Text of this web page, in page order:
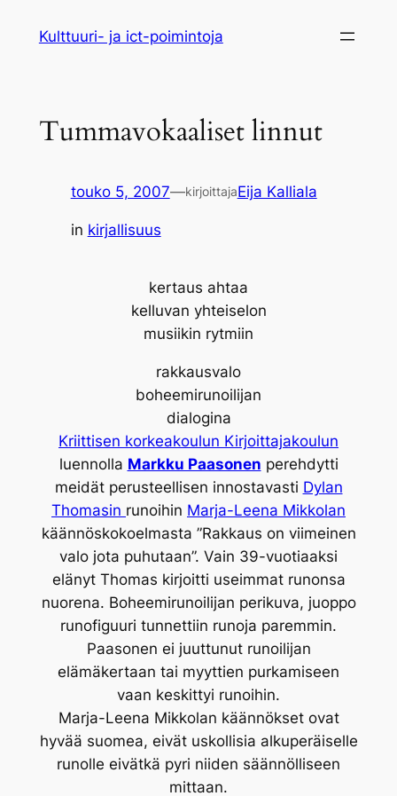
sisältöön
Kulttuuri- ja ict-poimintoja
Tummavokaaliset linnut
touko 5, 2007—kirjoittajaEija Kalliala
in kirjallisuus
kertaus ahtaa
kelluvan yhteiselon
musiikin rytmiin
rakkausvalo
boheemirunoilijan
dialogina
Kriittisen korkeakoulun Kirjoittajakoulun
luennolla Markku Paasonen perehdytti
meidät perusteellisen innostavasti Dylan
Thomasin runoihin Marja-Leena Mikkolan
käännöskokoelmasta ”Rakkaus on viimeinen
valo jota puhutaan”. Vain 39-vuotiaaksi
elänyt Thomas kirjoitti useimmat runonsa
nuorena. Boheemirunoilijan perikuva, juoppo
runofiguuri tunnettiin runoja paremmin.
Paasonen ei juuttunut runoilijan
elämäkertaan tai myyttien purkamiseen
vaan keskittyi runoihin.
Marja-Leena Mikkolan käännökset ovat
hyvää suomea, eivät uskollisia alkuperäiselle
runolle eivätkä pyri niiden säännölliseen
mittaan.